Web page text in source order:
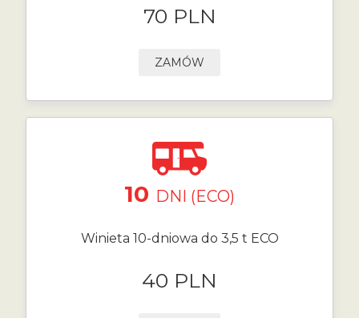
70 PLN
ZAMÓW
10 DNI (ECO)
Winieta 10-dniowa do 3,5 t ECO
40 PLN